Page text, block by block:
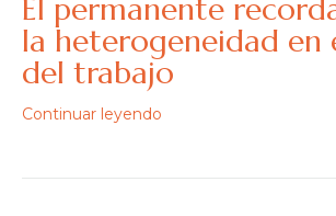
El permanente
la heterogeneidad en
del trabajo
Continuar leyendo